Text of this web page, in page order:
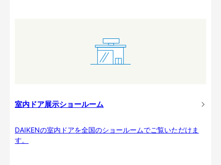
室内ドア展示ショールーム
DAIKENの室内ドアを全国のショールームでご覧いただけま
す。